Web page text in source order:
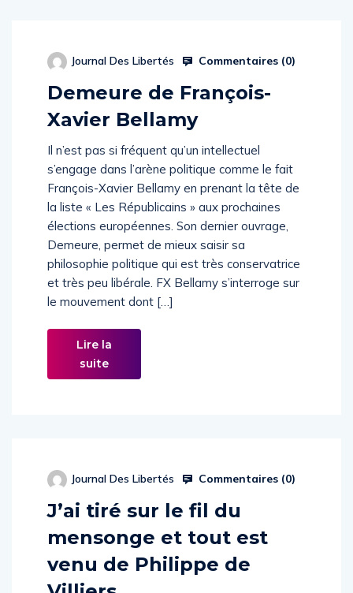
Journal Des Libertés Commentaires (0)
Demeure de François-
Xavier Bellamy
Il n’est pas si fréquent qu’un intellectuel
s’engage dans l’arène politique comme le fait
François-Xavier Bellamy en prenant la tête de
la liste « Les Républicains » aux prochaines
élections européennes. Son dernier ouvrage,
Demeure, permet de mieux saisir sa
philosophie politique qui est très conservatrice
et très peu libérale. FX Bellamy s’interroge sur
le mouvement dont […]
Lire la
suite
Journal Des Libertés Commentaires (0)
J’ai tiré sur le fil du
mensonge et tout est
venu de Philippe de